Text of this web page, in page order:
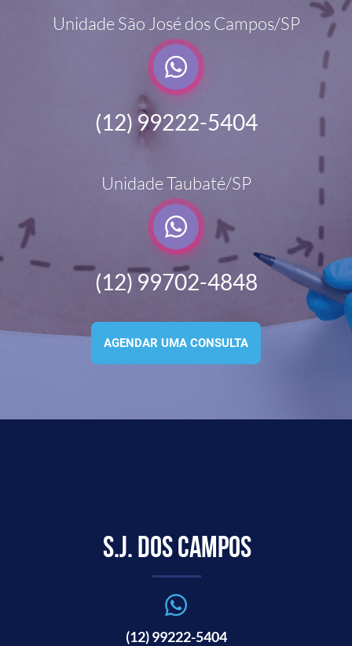
Unidade São José dos Campos/SP
(12) 99222-5404
Unidade Taubaté/SP
(12) 99702-4848
AGENDAR UMA CONSULTA
S.J. dos Campos
(12) 99222-5404